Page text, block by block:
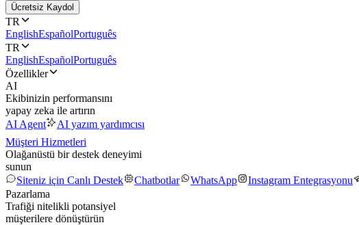
Ücretsiz Kaydol
TR
EnglishEspañolPortuguês
TR
EnglishEspañolPortuguês
Özellikler
AI
Ekibinizin performansını
yapay zeka ile artırın
AI Agent
AI yazım yardımcısı
Müşteri Hizmetleri
Olağanüstü bir destek deneyimi
sunun
Siteniz için Canlı Destek
Chatbotlar WhatsApp Instagram Entegrasyonu
Pazarlama
Trafiği nitelikli potansiyel
müşterilere dönüştürün